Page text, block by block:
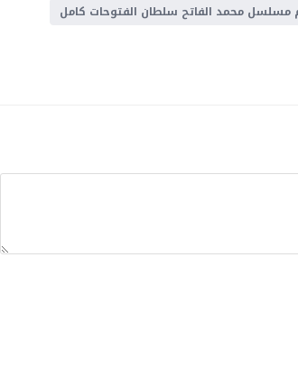
مسلسل محمد الفاتح سلطان الفتوحات كامل